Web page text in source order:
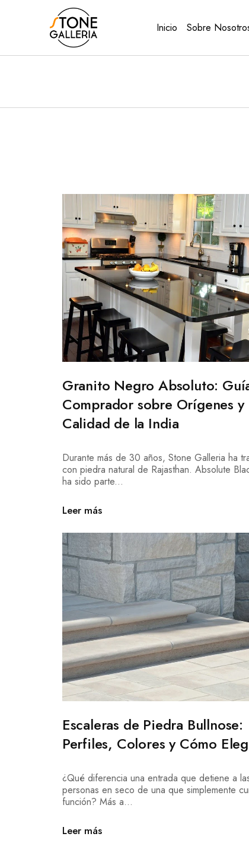
Inicio Sobre
Granito Negro Absoluto:
Comprador sobre Orígenes y
Calidad de la India
Durante más de 30 años, Stone Galleria ha
con piedra natural de Rajasthan. Absolute
ha sido parte...
Leer más
Escaleras de Piedra Bullnose:
Perfiles, Colores y Cómo
¿Qué diferencia una entrada que detiene a
personas en seco de una que simplemente
función? Más a...
Leer más